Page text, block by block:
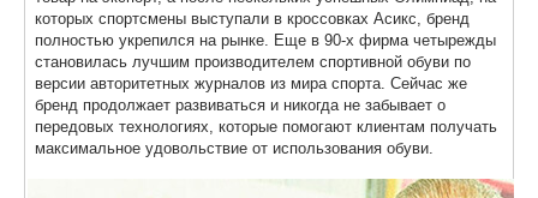
которых спортсмены выступали в кроссовках Асикс, бренд
полностью укрепился на рынке. Еще в 90-х фирма четырежды
становилась лучшим производителем спортивной обуви по
версии авторитетных журналов из мира спорта. Сейчас же
бренд продолжает развиваться и никогда не забывает о
передовых технологиях, которые помогают клиентам получать
максимальное удовольствие от использования обуви.